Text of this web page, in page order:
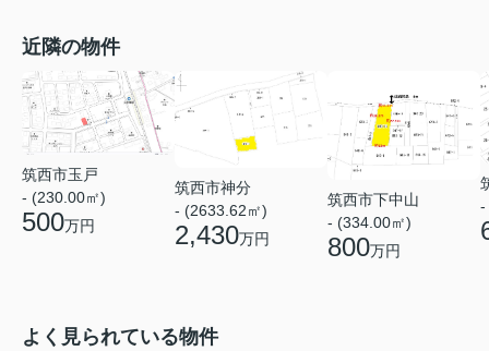
近隣の物件
筑西市玉戸
- (230.00㎡)
500万円
筑西市神分
- (2633.62㎡)
2,430万円
筑西市下中山
- (334.00㎡)
800万円
-
よく見られている物件